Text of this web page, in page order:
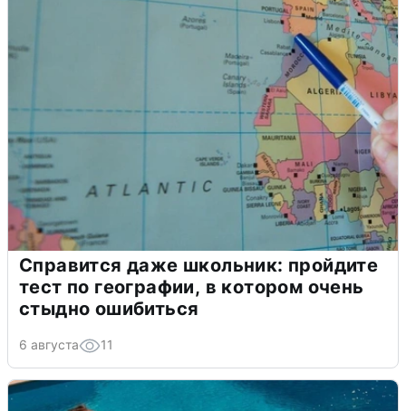
Справится даже школьник: пройдите
тест по географии, в котором очень
стыдно ошибиться
6 августа 11